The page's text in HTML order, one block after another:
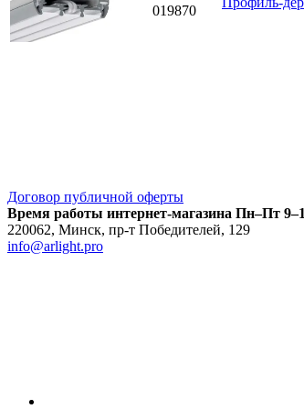
019870
Договор публичной оферты
Время работы интернет-магазина Пн–Пт
220062, Минск, пр-т Победителей, 129
info@arlight.pro